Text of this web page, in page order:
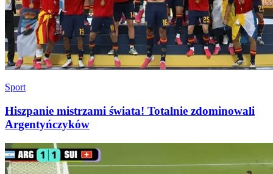
Sport
Hiszpanie mistrzami świata! Totalnie zdominowali
Argentyńczyków